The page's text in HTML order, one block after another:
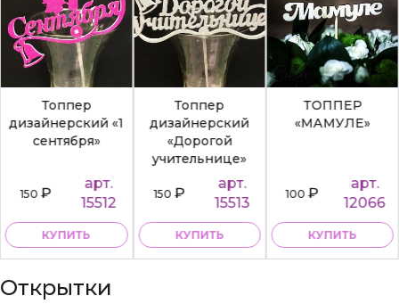
Топпер
дизайнерский «1
сентября»
150₽
арт.
15512
КУПИТЬ
Топпер
дизайнерский
«Дорогой
учительнице»
150₽
арт.
15513
КУПИТЬ
ТОППЕР
«МАМУЛЕ»
100₽
арт.
12066
КУПИТЬ
Открытки